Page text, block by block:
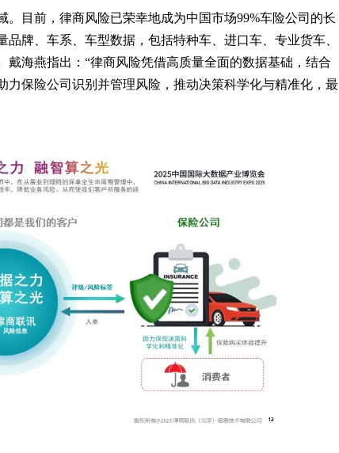
目前，律商风险已荣幸地成为中国市场99%车险公司的长
牌、车系、车型数据，包括特种车、进口车、专业货车、
海燕指出：“律商风险凭借高质量全面的数据基础，结合
保险公司识别并管理风险，推动决策科学化与精准化，最